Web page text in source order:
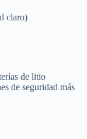
claro)
de litio
de seguridad más